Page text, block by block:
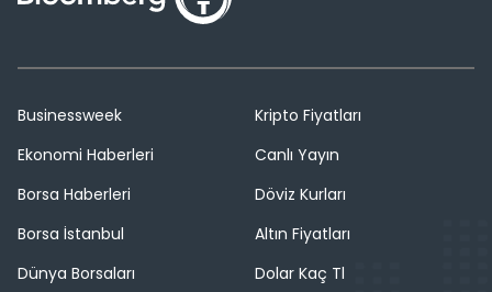
Businessweek
Ekonomi Haberleri
Borsa Haberleri
Borsa İstanbul
Dünya Borsaları
Kripto Fiyatları
Canlı Yayın
Döviz Kurları
Altın Fiyatları
Dolar Kaç Tl